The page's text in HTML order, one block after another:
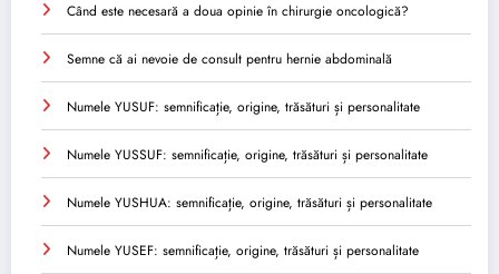
Când este necesară a doua opinie în chirurgie oncologică?
Semne că ai nevoie de consult pentru hernie abdominală
Numele YUSUF: semnificație, origine, trăsături și personalitate
Numele YUSSUF: semnificație, origine, trăsături și personalitate
Numele YUSHUA: semnificație, origine, trăsături și personalitate
Numele YUSEF: semnificație, origine, trăsături și personalitate